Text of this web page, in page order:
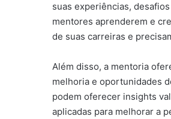
suas experiências,
mentores aprenderem e
de suas carreiras e
Além disso, a mentoria
melhoria e oportunidades
podem oferecer insights
aplicadas para melhorar a